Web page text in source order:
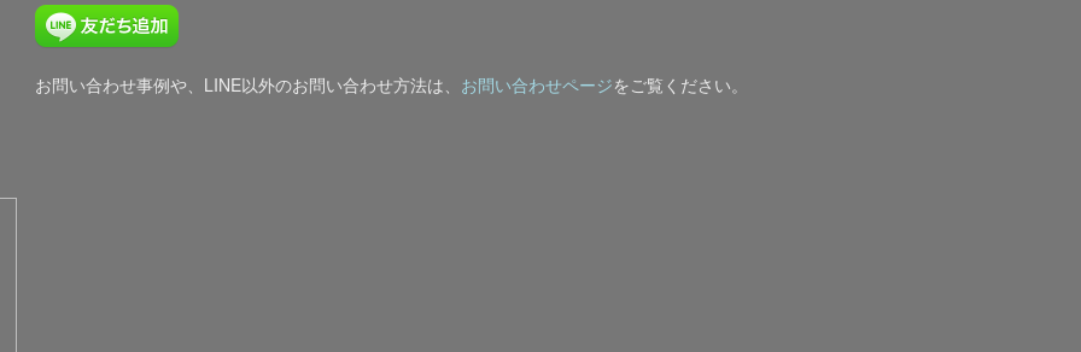
お問い合わせ事例や、LINE以外のお問い合わせ方法は、 お問い合わせページをご覧ください。